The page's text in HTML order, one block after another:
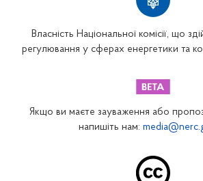
Власність Національної комісії, що
регулювання у сферах енергетики та
Якщо ви маєте зауваження або
напишіть нам: